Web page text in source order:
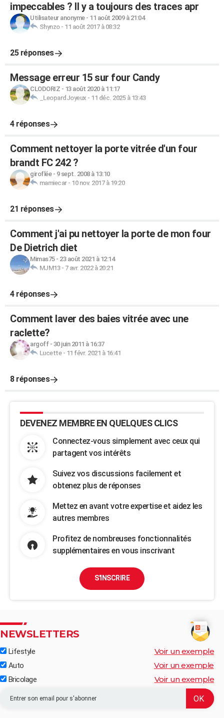
impeccables ? Il y a toujours des traces apr
Utilisateur anonyme- 11 août 2009 à 21:04
Shynzo- 11 août 2017 à 08:32
25 réponses
Message erreur 15 sur four Candy
CLODORIZ - 13 août 2020 à 11:17
_LeopardJoyeux - 11 déc. 2025 à 13:43
4 réponses
Comment nettoyer la porte vitrée d'un four
brandt FC 242 ?
giroflée- 9 sept. 2008 à 13:10
mamiecar- 10 nov. 2017 à 19:20
21 réponses
Comment j'ai pu nettoyer la porte de mon four
De Dietrich diet
Mimas75- 23 août 2021 à 12:14
MJM13- 7 avr. 2022 à 20:21
4 réponses
Comment laver des baies vitrée avec une
raclette?
argoff- 30 juin 2011 à 16:37
Lucette- 11 févr. 2021 à 16:41
8 réponses
DEVENEZ MEMBRE EN QUELQUES CLICS
Connectez-vous simplement avec ceux qui
partagent vos intérêts
Suivez vos discussions facilement et
obtenez plus de réponses
Mettez en avant votre expertise et aidez les
autres membres
Profitez de nombreuses fonctionnalités
supplémentaires en vous inscrivant
S'INSCRIRE
NEWSLETTERS
Lifestyle Voir un exemple
Auto Voir un exemple
Bricolage Voir un exemple